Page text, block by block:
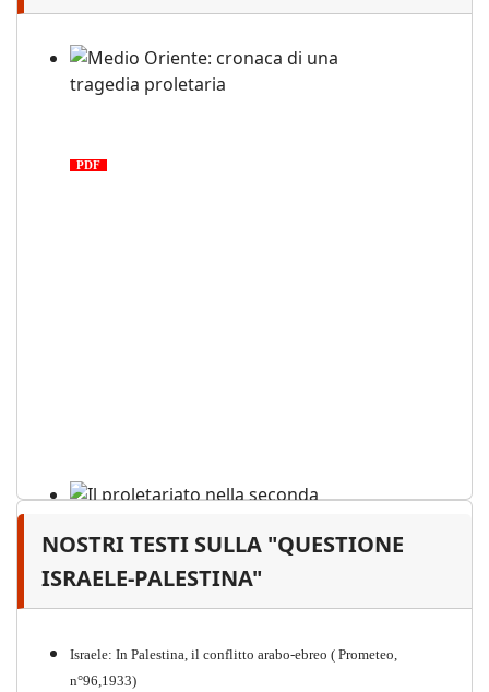
PDF
Il proletariato nella seconda
guerra mondiale e nella
NOSTRI TESTI SULLA "QUESTIONE
ISRAELE-PALESTINA"
Israele: In Palestina, il conflitto arabo-ebreo ( Prometeo,
n°96,1933)